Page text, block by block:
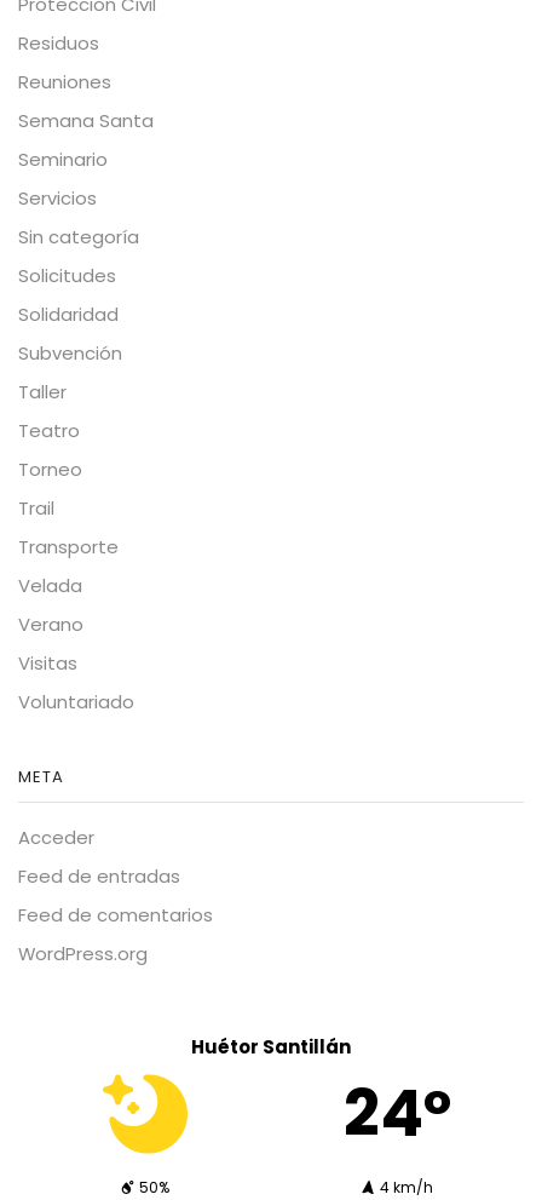
Residuos
Reuniones
Semana Santa
Seminario
Servicios
Sin categoría
Solicitudes
Solidaridad
Subvención
Taller
Teatro
Torneo
Trail
Transporte
Velada
Verano
Visitas
Voluntariado
META
Acceder
Feed de entradas
Feed de comentarios
WordPress.org
Huétor Santillán
24º
50%
4 km/h